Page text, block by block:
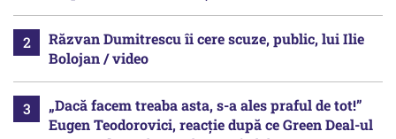
Răzvan Dumitrescu îi cere scuze, public, lui Ilie
Bolojan / video
„Dacă facem treaba asta, s-a ales praful de tot!”
Eugen Teodorovici, reacție după ce Green Deal-ul